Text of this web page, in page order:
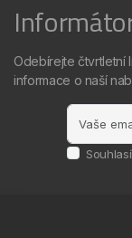
Odebírejte čtvrtletní
informace o naší